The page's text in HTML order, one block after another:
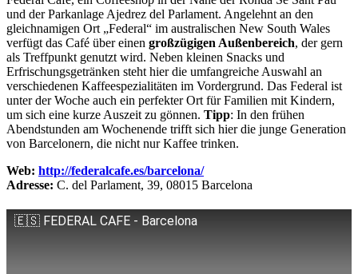
und der Parkanlage Ajedrez del Parlament. Angelehnt an den
gleichnamigen Ort „Federal“ im australischen New South Wales
verfügt das Café über einen großzügigen Außenbereich, der gern
als Treffpunkt genutzt wird. Neben kleinen Snacks und
Erfrischungsgetränken steht hier die umfangreiche Auswahl an
verschiedenen Kaffeespezialitäten im Vordergrund. Das Federal ist
unter der Woche auch ein perfekter Ort für Familien mit Kindern,
um sich eine kurze Auszeit zu gönnen. Tipp: In den frühen
Abendstunden am Wochenende trifft sich hier die junge Generation
von Barcelonern, die nicht nur Kaffee trinken.
Web: http://federalcafe.es/barcelona/
Adresse: C. del Parlament, 39, 08015 Barcelona
🇪🇸 FEDERAL CAFE - Barcelona